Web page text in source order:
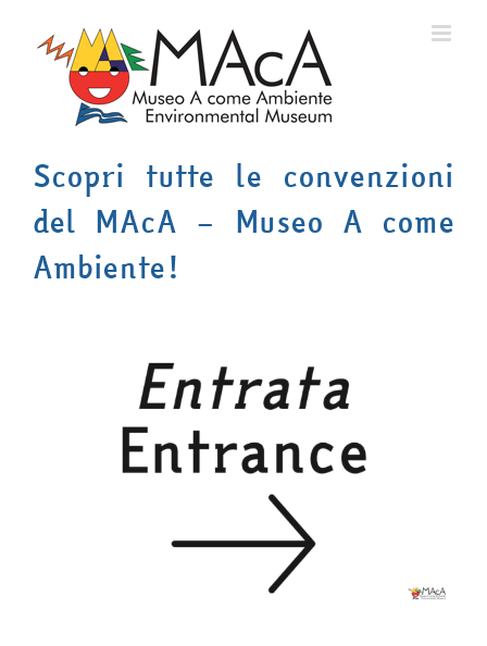
contenuto
Scopri tutte le convenzioni
del MAcA – Museo A come
Ambiente!